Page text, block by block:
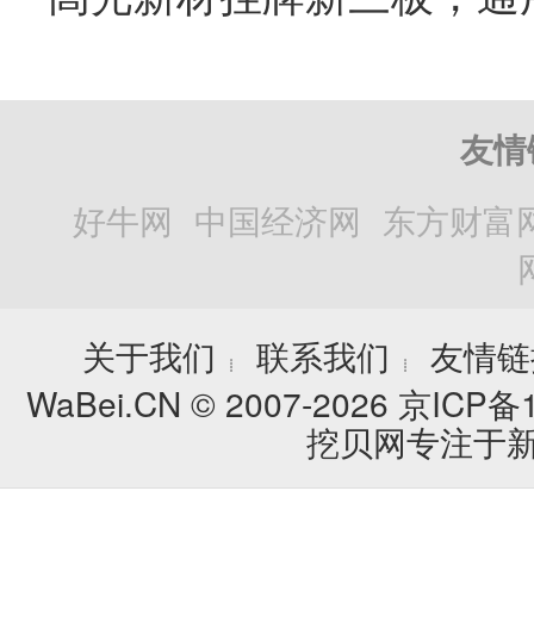
友
好牛网 中国经济网 东方财富
关于我们
┊ 联系我们 ┊
友情
WaBei.CN © 2007-2026 京ICP
挖贝网专注于